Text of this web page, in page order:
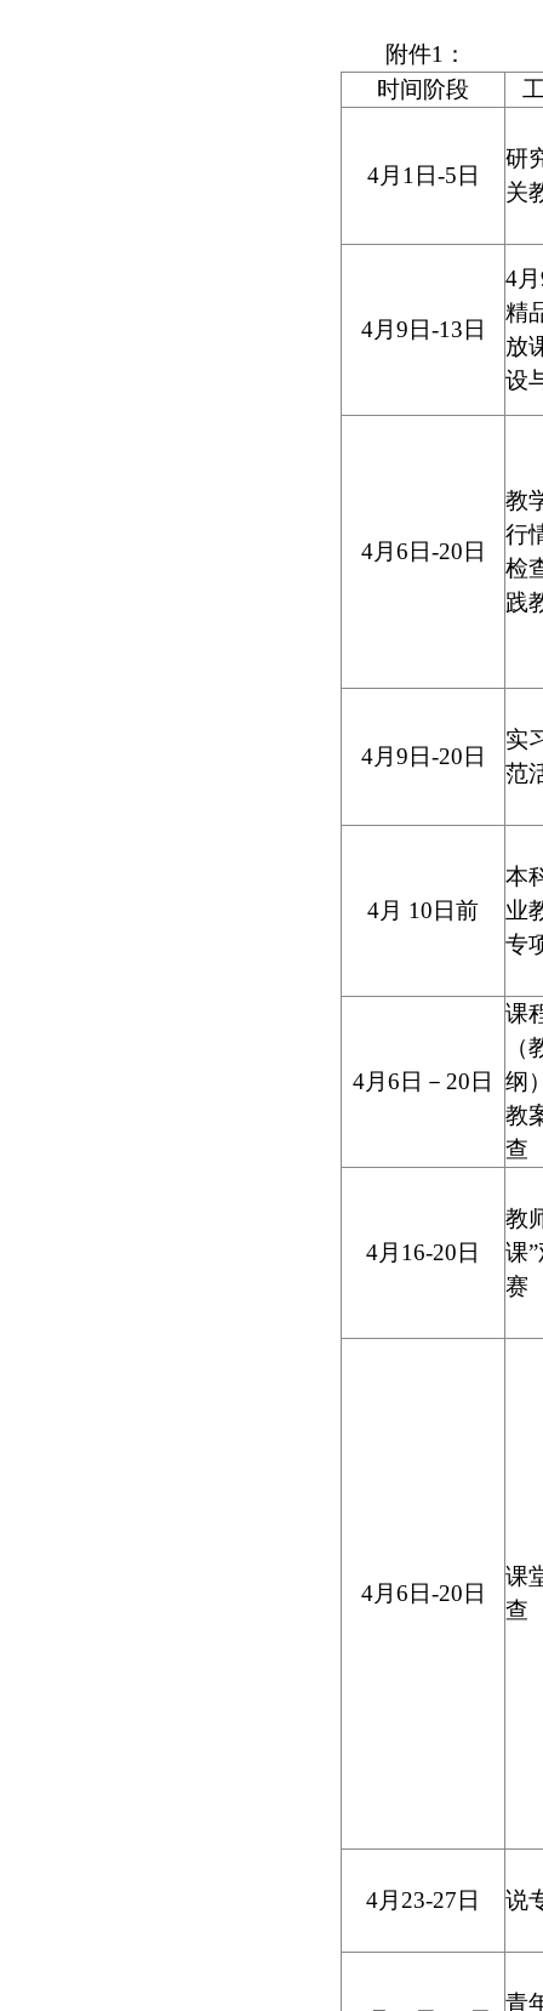
附件1 ：
时间阶段
4月 1 日-5 日
研
关
4月 9 日-13 日
4月
精
放
设
4月 6 日-20 日
教
行
检
践
4月 9 日-20 日
实
范
4月 10 日前
本
业
专
4月 6 日－ 20 日
课
（
纲
教
查
4月 16-20 日
教
课
赛
4月 6 日-20 日
课
查
4月 23-27 日 说
青